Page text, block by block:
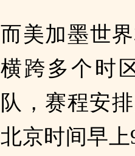
而美加墨世
横跨多个时
队，赛程安
北京时间早上